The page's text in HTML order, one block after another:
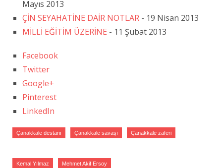
Mayıs 2013
ÇİN SEYAHATİNE DAİR NOTLAR - 19 Nisan 2013
MİLLİ EĞİTİM ÜZERİNE - 11 Şubat 2013
Facebook
Twitter
Google+
Pinterest
LinkedIn
Çanakkale destanı Çanakkale savaşı Çanakkale zaferi
Kemal Yılmaz Mehmet Akif Ersoy